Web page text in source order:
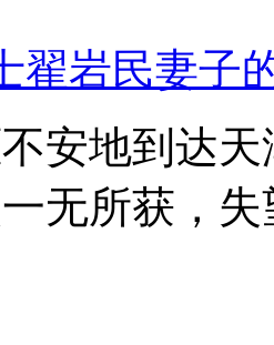
翟岩民妻子
安地到达
无所获，